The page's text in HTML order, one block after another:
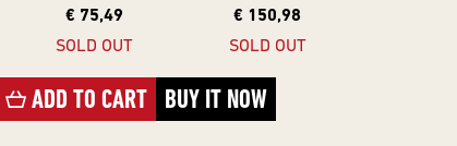
€ 75,49
SOLD OUT
€ 150,98
SOLD OUT
ADD TO CART BUY IT NOW